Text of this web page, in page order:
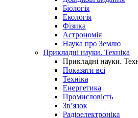
Біологія
Екологія
Фізика
Астрономія
Наука про Землю
Прикладні науки. Техніка
Прикладні науки.
Показати всі
Техніка
Енергетика
Промисловість
Зв’язок
Радіоелектроніка